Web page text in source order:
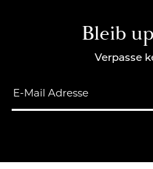
Bleib
Verpasse